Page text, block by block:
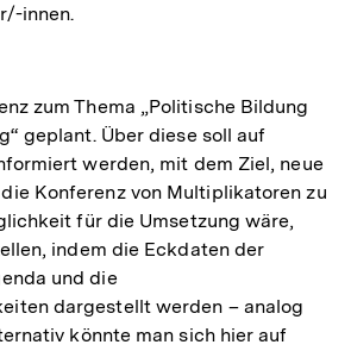
innen.
zum Thema „Politische Bildung
geplant. Über diese soll auf
werden, mit dem Ziel, neue
Konferenz von Multiplikatoren zu
für die Umsetzung wäre,
indem die Eckdaten der
und die
dargestellt werden – analog
könnte man sich hier auf